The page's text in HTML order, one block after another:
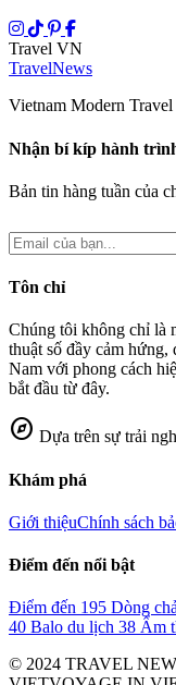
Travel VN
TravelNews
Vietnam Modern
Nhận bí kíp hành
Bản tin hàng tuần của
Tôn chỉ
Chúng tôi không chỉ là
thuật số đầy cảm hứng,
Nam với phong cách
bắt đầu từ đây.
explore Dựa trên sự trải
Khám phá
Giới thiệuChính sách
Điểm đến nổi bật
Điểm đến 195 Dòng
40 Balo du lịch 38 Ẩm
© 2024 TRAVEL